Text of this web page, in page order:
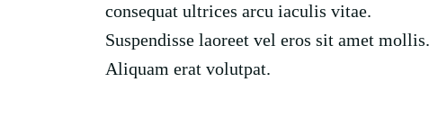
consequat ultrices arcu iaculis vitae.
Suspendisse laoreet vel eros sit amet mollis.
Aliquam erat volutpat.